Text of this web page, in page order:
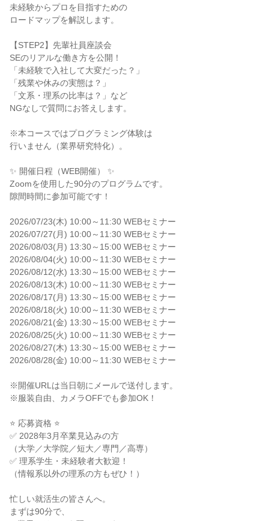
未経験からプロを目指すための
ロードマップを解説します。
【STEP2】先輩社員座談会
SEのリアルな働き方を公開！
「未経験で入社して大変だった？」
「残業や休みの実態は？」
「文系・理系の比率は？」など
NGなしで質問にお答えします。
※本コースではプログラミング体験は
行いません（業界研究特化）。
✨ 開催日程（WEB開催） ✨
Zoomを使用した90分のプログラムです。
隙間時間に参加可能です！
2026/07/23(木) 10:00～11:30 WEBセミナー
2026/07/27(月) 10:00～11:30 WEBセミナー
2026/08/03(月) 13:30～15:00 WEBセミナー
2026/08/04(火) 10:00～11:30 WEBセミナー
2026/08/12(水) 13:30～15:00 WEBセミナー
2026/08/13(木) 10:00～11:30 WEBセミナー
2026/08/17(月) 13:30～15:00 WEBセミナー
2026/08/18(火) 10:00～11:30 WEBセミナー
2026/08/21(金) 13:30～15:00 WEBセミナー
2026/08/25(火) 10:00～11:30 WEBセミナー
2026/08/27(木) 13:30～15:00 WEBセミナー
2026/08/28(金) 10:00～11:30 WEBセミナー
※開催URLは当日朝にメールで送付します。
※服装自由、カメラOFFでも参加OK！
⭐ 応募資格 ⭐
✅ 2028年3月卒業見込みの方
（大学／大学院／短大／専門／高専）
✅ 理系学生・未経験者大歓迎！
（情報系以外の理系の方もぜひ！）
忙しい就活生の皆さんへ。
まずは90分で、